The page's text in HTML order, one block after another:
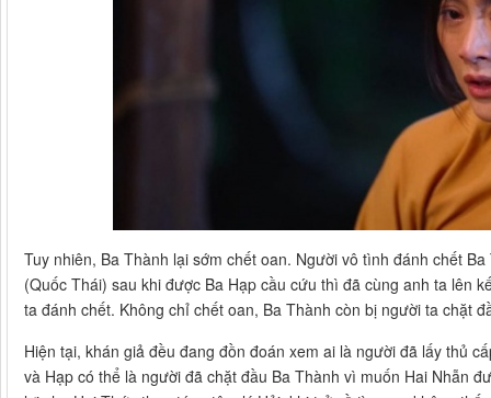
Tuy nhiên, Ba Thành lại sớm chết oan. Người vô tình đánh chết
(Quốc Thái) sau khi được Ba Hạp cầu cứu thì đã cùng anh ta lên
ta đánh chết. Không chỉ chết oan, Ba Thành còn bị người ta chặt
Hiện tại, khán giả đều đang đồn đoán xem ai là người đã lấy thủ
và Hạp có thể là người đã chặt đầu Ba Thành vì muốn Hai Nhẫn